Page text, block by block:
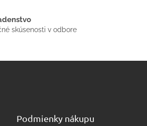
e
v
skúsenosti v odbore
Podmienky nákupu